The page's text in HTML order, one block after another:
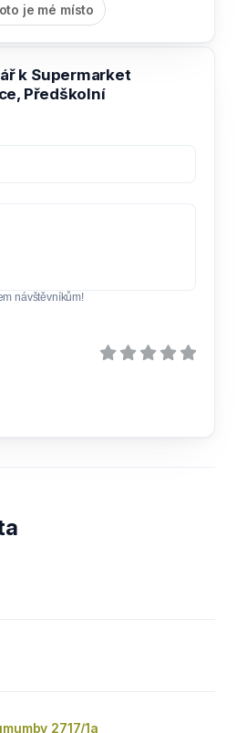
je mé místo
k Supermarket
Předškolní
návštěvníkům!
2717/1a